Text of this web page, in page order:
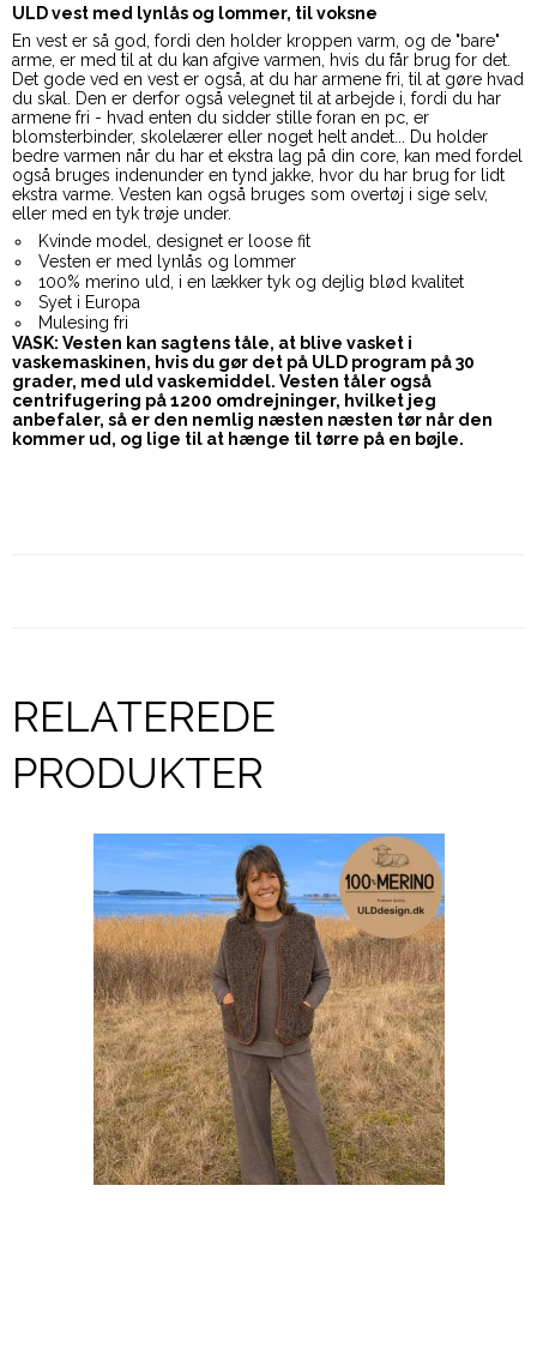
ULD vest med lynlås og lommer, til voksne
En vest er så god, fordi den holder kroppen varm, og de "bare"
arme, er med til at du kan afgive varmen, hvis du får brug for det.
Det gode ved en vest er også, at du har armene fri, til at gøre hvad
du skal. Den er derfor også velegnet til at arbejde i, fordi du har
armene fri - hvad enten du sidder stille foran en pc, er
blomsterbinder, skolelærer eller noget helt andet... Du holder
bedre varmen når du har et ekstra lag på din core, kan med fordel
også bruges indenunder en tynd jakke, hvor du har brug for lidt
ekstra varme. Vesten kan også bruges som overtøj i sige selv,
eller med en tyk trøje under.
Kvinde model, designet er loose fit
Vesten er med lynlås og lommer
100% merino uld, i en lækker tyk og dejlig blød kvalitet
Syet i Europa
Mulesing fri
VASK: Vesten kan sagtens tåle, at blive vasket i
vaskemaskinen, hvis du gør det på ULD program på 30
grader, med uld vaskemiddel. Vesten tåler også
centrifugering på 1200 omdrejninger, hvilket jeg
anbefaler, så er den nemlig næsten næsten tør når den
kommer ud, og lige til at hænge til tørre på en bøjle.
RELATEREDE
PRODUKTER